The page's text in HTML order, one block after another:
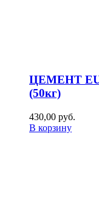
ЦЕМЕНТ
(50кг)
430,00 руб.
В корзину